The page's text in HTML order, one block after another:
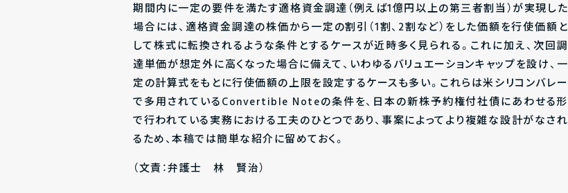
期間内に一定の要件を満たす適格資金調達（例えば1億円以上の第三者割当）が実現した
場合には、適格資金調達の株価から一定の割引（1割、2割など）をした価額を行使価額と
して株式に転換されるような条件とするケースが近時多く見られる。これに加え、次回調
達単価が想定外に高くなった場合に備えて、いわゆるバリュエーションキャップを設け、一
定の計算式をもとに行使価額の上限を設定するケースも多い。これらは米シリコンバレー
で多用されているConvertible Noteの条件を、日本の新株予約権付社債にあわせる形
で行われている実務における工夫のひとつであり、事案によってより複雑な設計がなされ
るため、本稿では簡単な紹介に留めておく。
（文責：弁護士 林 賢治）